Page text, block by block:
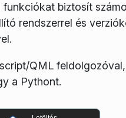
biztosít
rendszerrel és
QML
a Pythont.